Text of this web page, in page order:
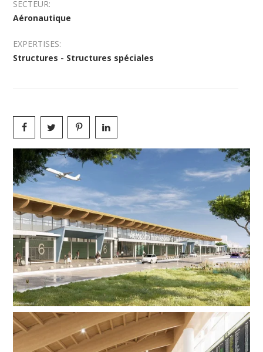
SECTEUR:
Aéronautique
EXPERTISES:
Structures - Structures spéciales